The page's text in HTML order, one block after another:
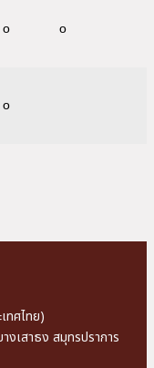
ο ο
ο
ทศไทย)
งเสาธง สมุทรปราการ